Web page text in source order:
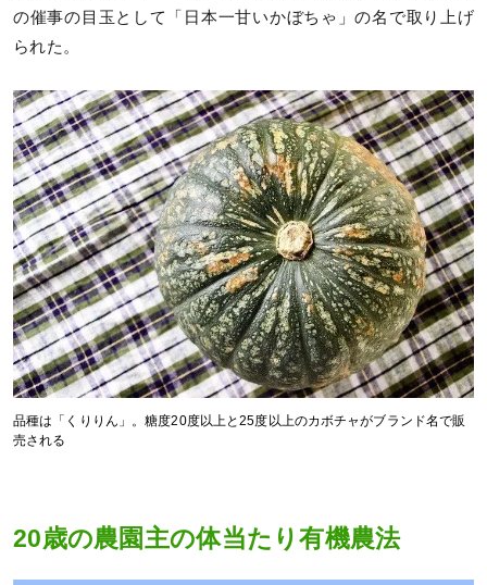
の催事の目玉として「日本一甘いかぼちゃ」の名で取り上げ
られた。
品種は「くりりん」。糖度20度以上と25度以上のカボチャがブランド名で販
売される
20歳の農園主の体当たり有機農法